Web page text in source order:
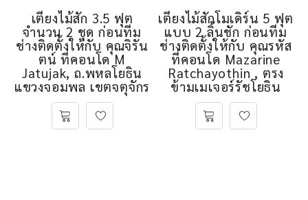
เตียงไม้สัก 3.5 ฟุต
จำนวน 2 ชุด ก่อนทีม
ช่างติดตั้งให้กับ คุณจิรัน
ตน์ ที่คอนโด M
Jatujak, ถ.พหลโยธิน
แขวงจอมพล เขตจตุจักร
เตียงไม้สักโมเดิร์น 5 ฟุต
แบบ 2 ลิ้นชัก ก่อนทีม
ช่างติดตั้งให้กับ คุณรหัส
ที่คอนโด Mazarine
Ratchayothin , ตรง
ข้ามเมเจอร์รัชโยธิน